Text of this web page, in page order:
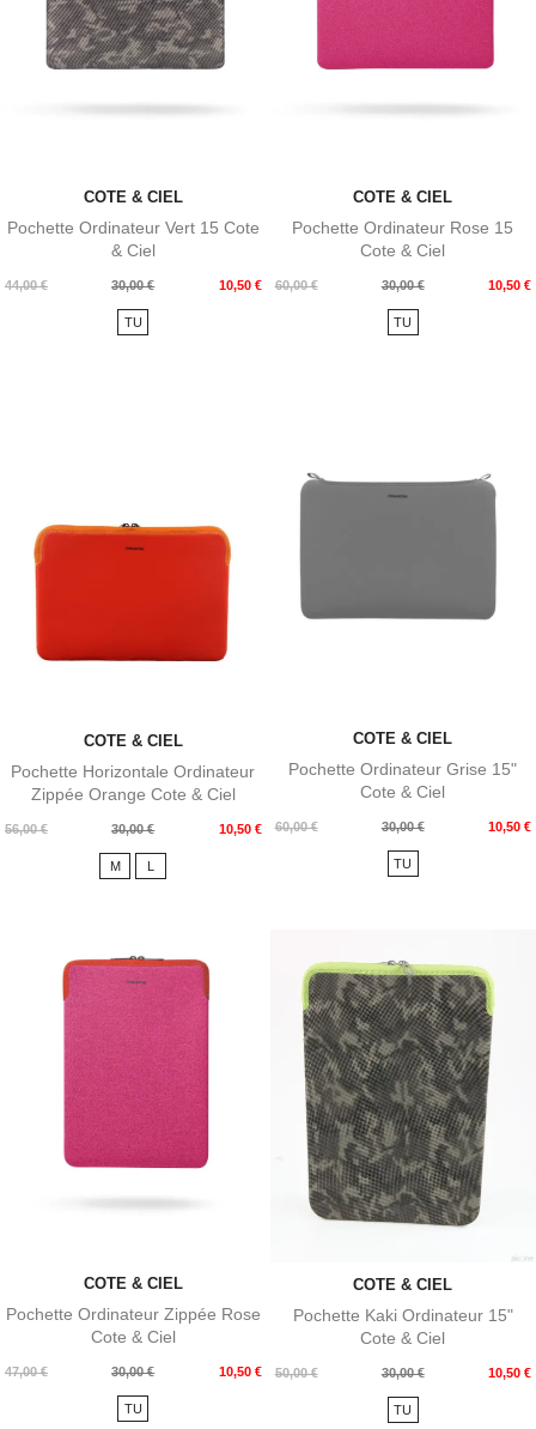
COTE & CIEL
Pochette Ordinateur Vert 15 Cote
& Ciel
44,00 €
Prix
30,00 € 10,50 €
Prix
TU
COTE & CIEL
Pochette Ordinateur Rose 15
Cote & Ciel
60,00 €
Prix
30,00 € 10,50 €
Prix
TU
COTE & CIEL
Pochette Horizontale Ordinateur
Zippée Orange Cote & Ciel
56,00 €
Prix
30,00 € 10,50 €
Prix
M L
COTE & CIEL
Pochette Ordinateur Grise 15"
Cote & Ciel
60,00 €
Prix
30,00 € 10,50 €
Prix
TU
COTE & CIEL
Pochette Ordinateur Zippée Rose
Cote & Ciel
47,00 €
Prix
30,00 € 10,50 €
Prix
TU
COTE & CIEL
Pochette Kaki Ordinateur 15"
Cote & Ciel
50,00 €
Prix
30,00 € 10,50 €
Prix
TU